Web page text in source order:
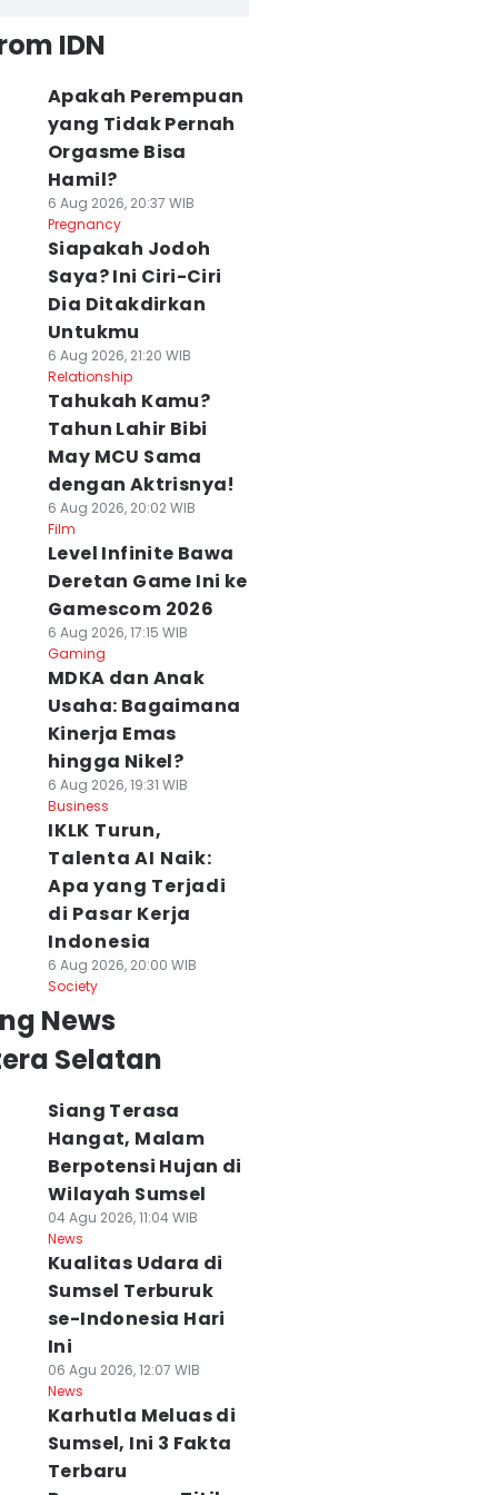
IDN
Apakah Perempuan
yang Tidak Pernah
Orgasme Bisa
Hamil?
6 Aug 2026, 20:37 WIB
Pregnancy
Siapakah Jodoh
Saya? Ini Ciri-Ciri
Dia Ditakdirkan
Untukmu
6 Aug 2026, 21:20 WIB
Relationship
Tahukah Kamu?
Tahun Lahir Bibi
May MCU Sama
dengan Aktrisnya!
6 Aug 2026, 20:02 WIB
Film
Level Infinite Bawa
Deretan Game Ini ke
Gamescom 2026
6 Aug 2026, 17:15 WIB
Gaming
MDKA dan Anak
Usaha: Bagaimana
Kinerja Emas
hingga Nikel?
6 Aug 2026, 19:31 WIB
Business
IKLK Turun,
Talenta AI Naik:
Apa yang Terjadi
di Pasar Kerja
Indonesia
6 Aug 2026, 20:00 WIB
Society
News
Selatan
Siang Terasa
Hangat, Malam
Berpotensi Hujan di
Wilayah Sumsel
04 Agu 2026, 11:04 WIB
News
Kualitas Udara di
Sumsel Terburuk
se-Indonesia Hari
Ini
06 Agu 2026, 12:07 WIB
News
Karhutla Meluas di
Sumsel, Ini 3 Fakta
Terbaru